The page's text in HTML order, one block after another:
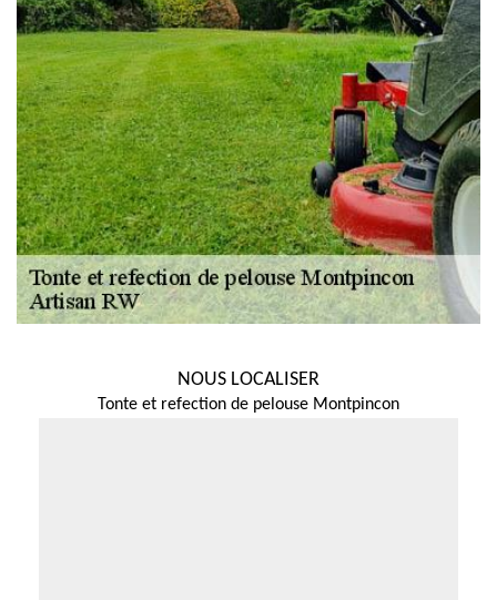
NOUS LOCALISER
Tonte et refection de pelouse Montpincon